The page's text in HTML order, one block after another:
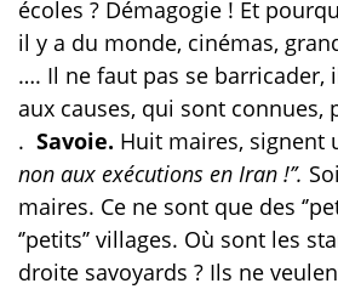
écoles ? Démagogie ! Et
il y a du monde, cinémas,
…. Il ne faut pas se barricader,
aux causes, qui sont connues,
. Savoie. Huit maires, signent
non aux exécutions en Iran !’’.
maires. Ce ne sont que des
‘’petits’’ villages. Où sont les
droite savoyards ? Ils ne